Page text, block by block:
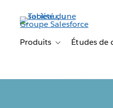
contenu
principalProduits Toggle sub-
Études de